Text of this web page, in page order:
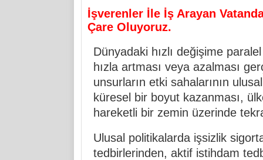
İşverenler İle İş Arayan
Çare Oluyoruz.
Dünyadaki hızlı değişime
hızla artması veya azalması
unsurların etki sahalarının
küresel bir boyut kazanması,
hareketli bir zemin üzerinde
Ulusal politikalarda işsizlik
tedbirlerinden, aktif istihdam